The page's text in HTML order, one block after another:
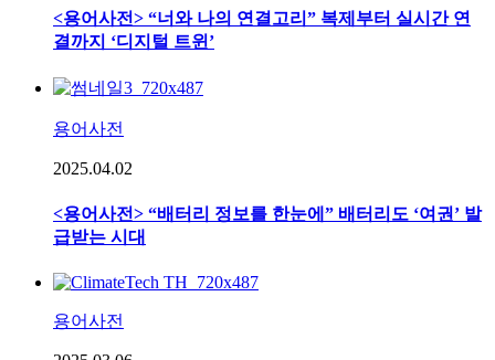
<용어사전> “너와 나의 연결고리” 복제부터 실시간 연
결까지 ‘디지털 트윈’
용어사전
2025.04.02
<용어사전> “배터리 정보를 한눈에” 배터리도 ‘여권’ 발
급받는 시대
용어사전